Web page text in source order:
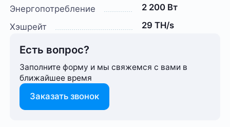
Энергопотребление
2 200 Вт
Хэшрейт
29 TH/s
Есть вопрос?
Заполните форму и мы свяжемся с вами в
ближайшее время
Заказать звонок